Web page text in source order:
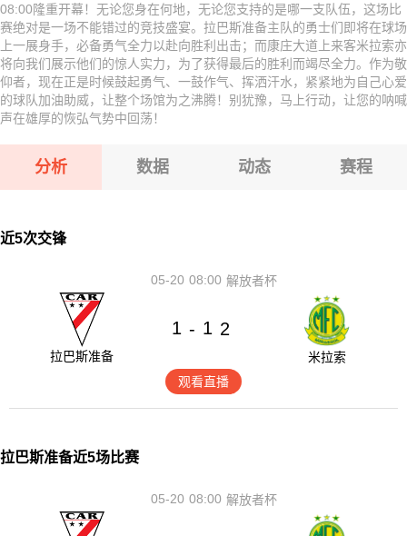
08:00隆重开幕！无论您身在何地，无论您支持的是哪一支队伍，这场比
赛绝对是一场不能错过的竞技盛宴。拉巴斯准备主队的勇士们即将在球场
上一展身手，必备勇气全力以赴向胜利出击；而康庄大道上来客米拉索亦
将向我们展示他们的惊人实力，为了获得最后的胜利而竭尽全力。作为敬
仰者，现在正是时候鼓起勇气、一鼓作气、挥洒汗水，紧紧地为自己心爱
的球队加油助威，让整个场馆为之沸腾！别犹豫，马上行动，让您的呐喊
声在雄厚的恢弘气势中回荡！
分析 数据 动态 赛程
近5次交锋
08:00
05-20 解放者杯
拉巴斯准备
1 - 1 2
米拉索
观看直播
拉巴斯准备近5场比赛
08:00
05-20 解放者杯